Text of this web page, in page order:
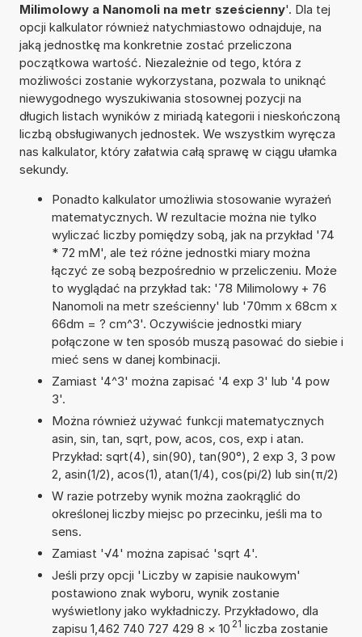
Milimolowy a Nanomoli na metr sześcienny'. Dla tej
opcji kalkulator również natychmiastowo odnajduje, na
jaką jednostkę ma konkretnie zostać przeliczona
początkowa wartość. Niezależnie od tego, która z
możliwości zostanie wykorzystana, pozwala to uniknąć
niewygodnego wyszukiwania stosownej pozycji na
długich listach wyników z miriadą kategorii i nieskończoną
liczbą obsługiwanych jednostek. We wszystkim wyręcza
nas kalkulator, który załatwia całą sprawę w ciągu ułamka
sekundy.
Ponadto kalkulator umożliwia stosowanie wyrażeń
matematycznych. W rezultacie można nie tylko
wyliczać liczby pomiędzy sobą, jak na przykład '74
* 72 mM', ale też różne jednostki miary można
łączyć ze sobą bezpośrednio w przeliczeniu. Może
to wyglądać na przykład tak: '78 Milimolowy + 76
Nanomoli na metr sześcienny' lub '70mm x 68cm x
66dm = ? cm^3'. Oczywiście jednostki miary
połączone w ten sposób muszą pasować do siebie i
mieć sens w danej kombinacji.
Zamiast '4^3' można zapisać '4 exp 3' lub '4 pow
3'.
Można również używać funkcji matematycznych
asin, sin, tan, sqrt, pow, acos, cos, exp i atan.
Przykład: sqrt(4), sin(90), tan(90°), 2 exp 3, 3 pow
2, asin(1/2), acos(1), atan(1/4), cos(pi/2) lub sin(π/2)
W razie potrzeby wynik można zaokrąglić do
określonej liczby miejsc po przecinku, jeśli ma to
sens.
Zamiast '√4' można zapisać 'sqrt 4'.
Jeśli przy opcji 'Liczby w zapisie naukowym'
postawiono znak wyboru, wynik zostanie
wyświetlony jako wykładniczy. Przykładowo, dla
zapisu 1,462 740 727 429 8 × 10 21 liczba zostanie